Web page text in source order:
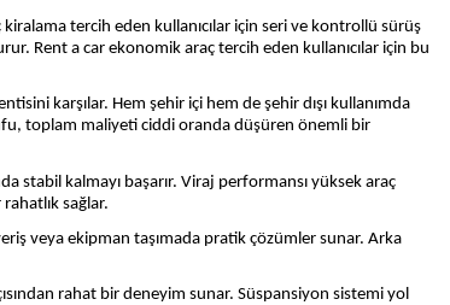
tercih eden kullanıcılar için seri ve kontrollü sürüş
Rent a car ekonomik araç tercih eden kullanıcılar için bu
karşılar. Hem şehir içi hem de şehir dışı kullanımda
toplam maliyeti ciddi oranda düşüren önemli bir
stabil kalmayı başarır. Viraj performansı yüksek araç
sağlar.
veya ekipman taşımada pratik çözümler sunar. Arka
rahat bir deneyim sunar. Süspansiyon sistemi yol